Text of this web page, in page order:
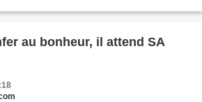
au bonheur, il attend SA